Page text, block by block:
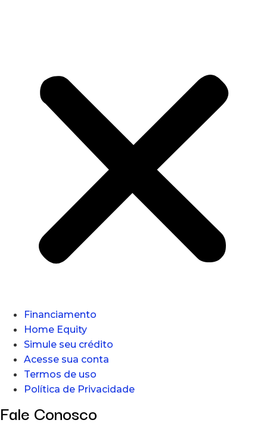
Financiamento
Home Equity
Simule seu crédito
Acesse sua conta
Termos de uso
Política de Privacidade
Fale Conosco